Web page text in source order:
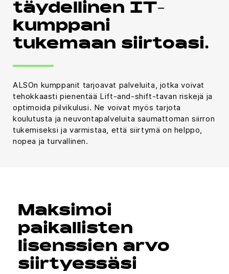
täydellinen IT-
kumppani
tukemaan siirtoasi.
ALSOn kumppanit tarjoavat palveluita, jotka voivat
tehokkaasti pienentää Lift-and-shift-tavan riskejä ja
optimoida pilvikulusi. Ne voivat myös tarjota
koulutusta ja neuvontapalveluita saumattoman siirron
tukemiseksi ja varmistaa, että siirtymä on helppo,
nopea ja turvallinen.
Maksimoi
paikallisten
lisenssien arvo
siirtyessäsi